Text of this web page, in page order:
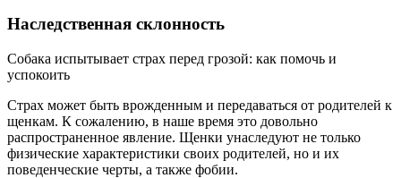
Наследственная склонность
Собака испытывает страх перед грозой: как помочь и
успокоить
Страх может быть врожденным и передаваться от родителей к
щенкам. К сожалению, в наше время это довольно
распространенное явление. Щенки унаследуют не только
физические характеристики своих родителей, но и их
поведенческие черты, а также фобии.